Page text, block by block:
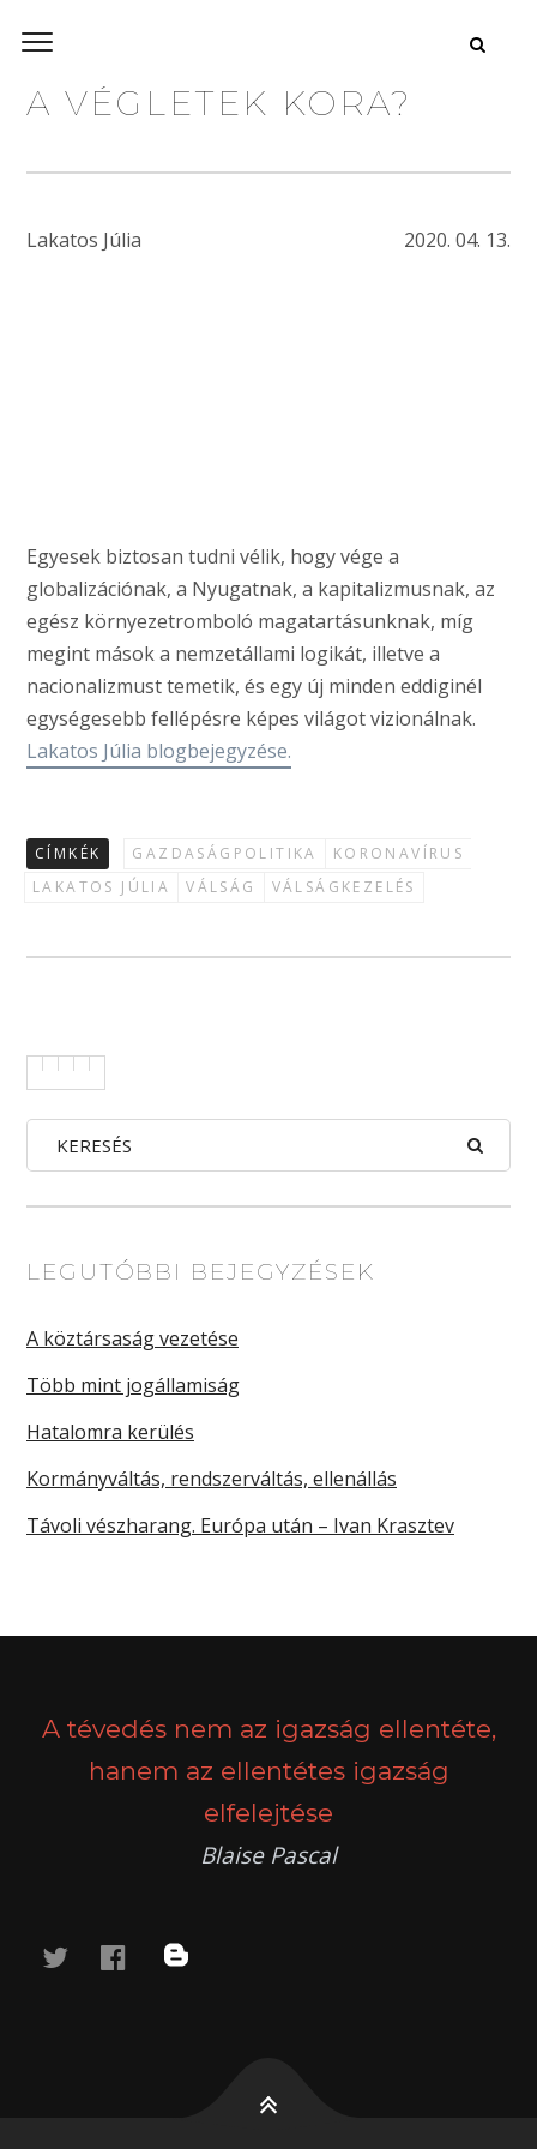
A VÉGLETEK KORA?
Lakatos Júlia 2020. 04. 13.
Egyesek biztosan tudni vélik, hogy vége a
globalizációnak, a Nyugatnak, a kapitalizmusnak, az
egész környezetromboló magatartásunknak, míg
megint mások a nemzetállami logikát, illetve a
nacionalizmust temetik, és egy új minden eddiginél
egységesebb fellépésre képes világot vizionálnak.
Lakatos Júlia blogbejegyzése.
CÍMKÉK GAZDASÁGPOLITIKA
KORONAVÍRUS
LAKATOS JÚLIA
VÁLSÁG VÁLSÁGKEZELÉS
LEGUTÓBBI BEJEGYZÉSEK
A köztársaság vezetése
Több mint jogállamiság
Hatalomra kerülés
Kormányváltás, rendszerváltás, ellenállás
Távoli vészharang. Európa után – Ivan Krasztev
A tévedés nem az igazság ellentéte,
hanem az ellentétes igazság
elfelejtése
Blaise Pascal
twitterfacebook
blog